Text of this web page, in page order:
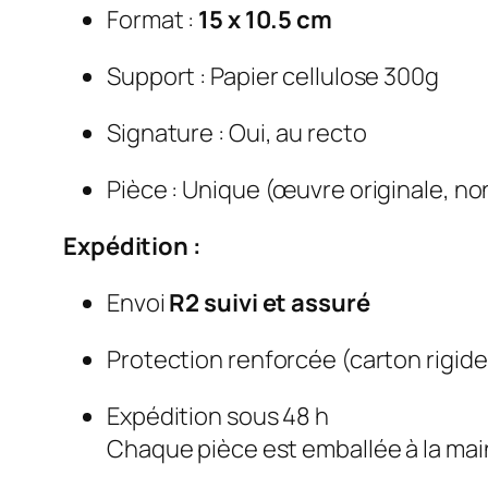
Format : 15 x 10.5 cm
Support : Papier cellulose 300g
Signature : Oui, au recto
Pièce : Unique (œuvre originale,
Expédition :
Envoi R2 suivi et assuré
Protection renforcée (carton
Expédition sous 48 h
Chaque pièce est emballée à la